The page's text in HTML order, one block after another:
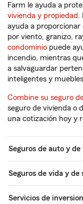
Farm le ayuda a
vivienda y propiedad.
ayuda a proporcionar
por viento, granizo,
condominio puede
incendio, mientras
a salvaguardar
inteligentes y
Combine su seguro
seguro de vivienda o
una cotización hoy y
Seguros de auto y
Seguros de vida y de
Servicios de